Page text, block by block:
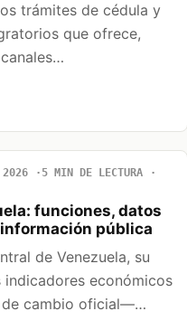
trámites de cédula y
que ofrece,
2026
5 MIN DE LECTURA
funciones, datos
pública
de Venezuela, su
económicos
cambio oficial—…